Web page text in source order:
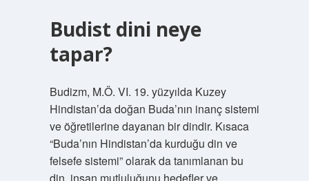
Budist dini neye
tapar?
Budizm, M.Ö. VI. 19. yüzyılda Kuzey
Hindistan’da doğan Buda’nın inanç sistemi
ve öğretilerine dayanan bir dindir. Kısaca
“Buda’nın Hindistan’da kurduğu din ve
felsefe sistemi” olarak da tanımlanan bu